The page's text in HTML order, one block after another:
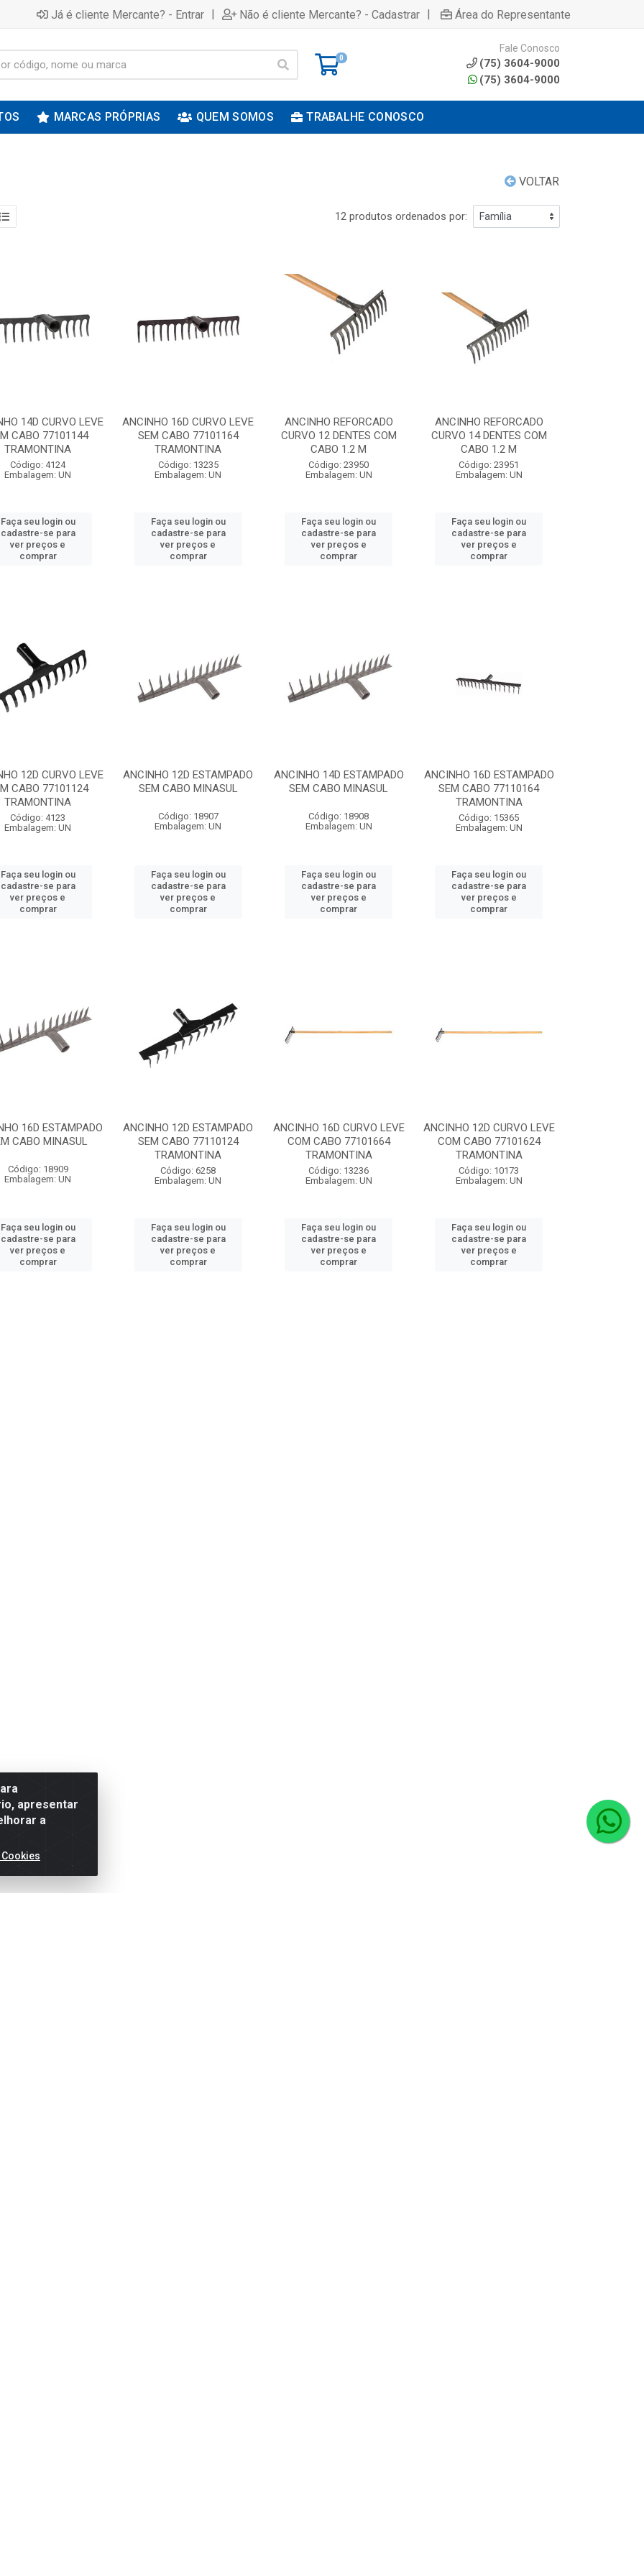
Já é cliente Mercante? - Entrar | Não é cliente Mercante? - Cadastrar | Área do Representante
0
Fale Conosco
(75) 3604-9000
(75) 3604-9000
MARCAS PRÓPRIAS QUEM SOMOS TRABALHE CONOSCO
VOLTAR
12 produtos ordenados por:
14D CURVO LEVE
CABO 77101144
TRAMONTINA
Código: 4124
Embalagem: UN
Faça seu login ou
cadastre-se para
ver preços e
comprar
ANCINHO 16D CURVO LEVE
SEM CABO 77101164
TRAMONTINA
Código: 13235
Embalagem: UN
Faça seu login ou
cadastre-se para
ver preços e
comprar
ANCINHO REFORCADO
CURVO 12 DENTES COM
CABO 1.2 M
Código: 23950
Embalagem: UN
Faça seu login ou
cadastre-se para
ver preços e
comprar
ANCINHO REFORCADO
CURVO 14 DENTES COM
CABO 1.2 M
Código: 23951
Embalagem: UN
Faça seu login ou
cadastre-se para
ver preços e
comprar
12D CURVO LEVE
CABO 77101124
TRAMONTINA
Código: 4123
Embalagem: UN
Faça seu login ou
cadastre-se para
ver preços e
comprar
ANCINHO 12D ESTAMPADO
SEM CABO MINASUL
Código: 18907
Embalagem: UN
Faça seu login ou
cadastre-se para
ver preços e
comprar
ANCINHO 14D ESTAMPADO
SEM CABO MINASUL
Código: 18908
Embalagem: UN
Faça seu login ou
cadastre-se para
ver preços e
comprar
ANCINHO 16D ESTAMPADO
SEM CABO 77110164
TRAMONTINA
Código: 15365
Embalagem: UN
Faça seu login ou
cadastre-se para
ver preços e
comprar
16D ESTAMPADO
CABO MINASUL
Código: 18909
Embalagem: UN
Faça seu login ou
cadastre-se para
ver preços e
comprar
ANCINHO 12D ESTAMPADO
SEM CABO 77110124
TRAMONTINA
Código: 6258
Embalagem: UN
Faça seu login ou
cadastre-se para
ver preços e
comprar
ANCINHO 16D CURVO LEVE
COM CABO 77101664
TRAMONTINA
Código: 13236
Embalagem: UN
Faça seu login ou
cadastre-se para
ver preços e
comprar
ANCINHO 12D CURVO LEVE
COM CABO 77101624
TRAMONTINA
Código: 10173
Embalagem: UN
Faça seu login ou
cadastre-se para
ver preços e
comprar
apresentar
a